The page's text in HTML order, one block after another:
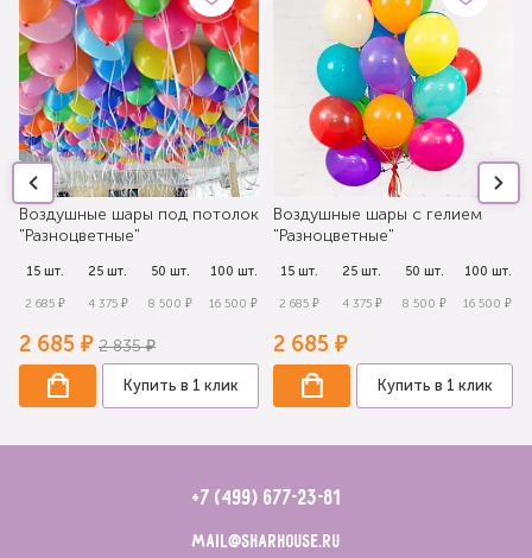
Воздушные шары под потолок
"Разноцветные"
15 шт.
2 685 ₽
25 шт.
4 375 ₽
50 шт.
8 500 ₽
100 шт.
16 500 ₽
2 685 ₽ 2 835 ₽
Купить в 1 клик
Воздушные шары с гелием
"Разноцветные"
15 шт.
2 685 ₽
25 шт.
4 375 ₽
50 шт.
8 500 ₽
100 шт.
16 500 ₽
2 685 ₽
Купить в 1 клик
+7 (499) 677-23-81
mail@sharhouse.ru